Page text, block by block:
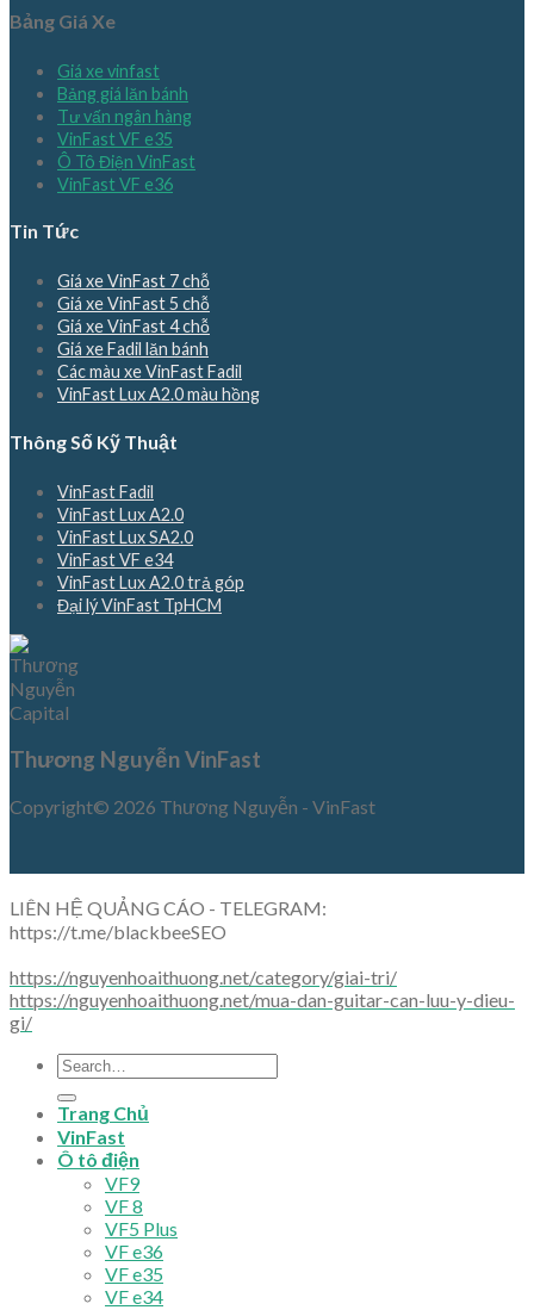
Bảng Giá Xe
Giá xe vinfast
Bảng giá lăn bánh
Tư vấn ngân hàng
VinFast VF e35
Ô Tô Điện VinFast
VinFast VF e36
Tin Tức
Giá xe VinFast 7 chỗ
Giá xe VinFast 5 chỗ
Giá xe VinFast 4 chỗ
Giá xe Fadil lăn bánh
Các màu xe VinFast Fadil
VinFast Lux A2.0 màu hồng
Thông Số Kỹ Thuật
VinFast Fadil
VinFast Lux A2.0
VinFast Lux SA2.0
VinFast VF e34
VinFast Lux A2.0 trả góp
Đại lý VinFast TpHCM
Thương Nguyễn VinFast
Copyright© 2026 Thương Nguyễn - VinFast
LIÊN HỆ QUẢNG CÁO - TELEGRAM:
https://t.me/blackbeeSEO
https://nguyenhoaithuong.net/category/giai-tri/
https://nguyenhoaithuong.net/mua-dan-guitar-can-luu-y-dieu-
gi/
Trang Chủ
VinFast
Ô tô điện
VF9
VF 8
VF5 Plus
VF e36
VF e35
VF e34